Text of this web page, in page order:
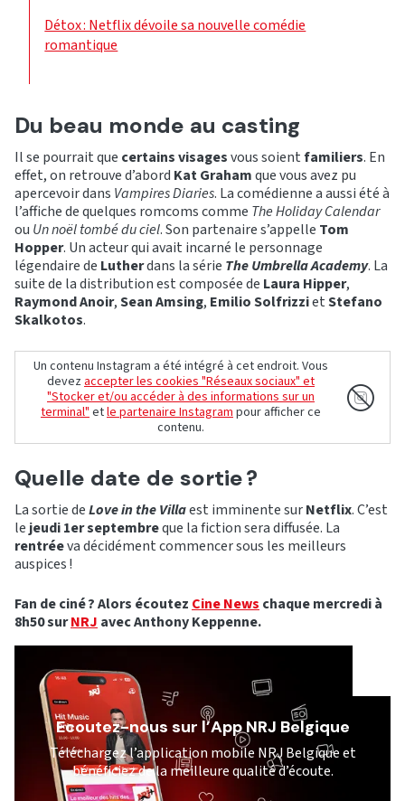
Détox : Netflix dévoile sa nouvelle comédie
romantique
Du beau monde au casting
Il se pourrait que certains visagesvous soientfamiliers. En
effet, on retrouve d’abord Kat Grahamque vous avez pu
apercevoir dans Vampires Diaries. La comédienne a aussi été à
l’affiche de quelques romcoms comme The Holiday Calendar
ou Un noël tombé du ciel. Son partenaire s’appelle Tom
Hopper. Un acteur qui avait incarné le personnage
légendaire de Lutherdans la série The Umbrella Academy. La
suite de la distribution est composée de Laura Hipper,
Raymond Anoir,Sean Amsing, Emilio SolfrizzietStefano
Skalkotos.
Un contenu Instagram a été intégré à cet endroit. Vous
devezaccepter les cookies "Réseaux sociaux" et
"Stocker et/ou accéder à des informations sur un
terminal"etle partenaire Instagrampour afficher ce
contenu.
Quelle date de sortie ?
La sortie deLove in the Villaest imminente surNetflix. C’est
le jeudi 1er septembreque la fiction sera diffusée. La
rentréeva décidément commencer sous les meilleurs
auspices !
Fan de ciné ? Alors écoutez Cine News chaque mercredi à
8h50 surNRJ avec Anthony Keppenne.
Ecoutez-nous sur l’App NRJ Belgique
Téléchargez l’application mobile NRJ Belgique et
bénéficiez de la meilleure qualité d’écoute.